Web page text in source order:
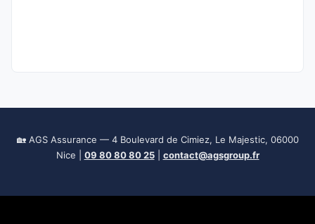
🏡 AGS Assurance — 4 Boulevard de Cimiez, Le Majestic, 06000
Nice | 09 80 80 80 25| contact@agsgroup.fr